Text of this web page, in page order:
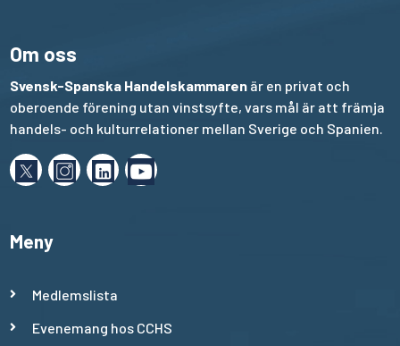
Om oss
Svensk-Spanska Handelskammaren är en privat och
oberoende förening utan vinstsyfte, vars mål är att främja
handels- och kulturrelationer mellan Sverige och Spanien.
Meny
Medlemslista
Evenemang hos CCHS